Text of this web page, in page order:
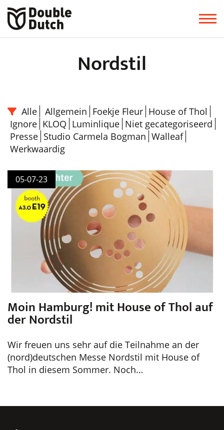
Nordstil
Alle Allgemein Foekje Fleur House of Thol
Ignore KLOQ Luminlique Niet gecategoriseerd
Presse Studio Carmela Bogman Walleaf
Werkwaardig
05-07-23
Moin Hamburg! mit House of Thol auf
der Nordstil
Wir freuen uns sehr auf die Teilnahme an der
(nord)deutschen Messe Nordstil mit House of
Thol in diesem Sommer. Noch…